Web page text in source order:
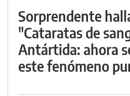
Sorprendente
"Cataratas de
Antártida: ahora
este fenómeno